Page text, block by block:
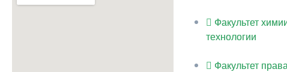
Факультет
технологии
Факультет права